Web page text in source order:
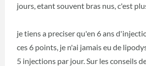
jours, etant souvent bras nus, c'est
je tiens a preciser qu'en 6 ans
ces 6 points, je n'ai jamais eu de
5 injections par jour. Sur les conseils